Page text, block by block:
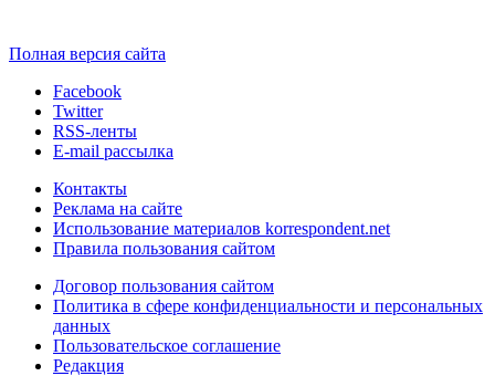
Полная версия сайта
Facebook
Twitter
RSS-ленты
E-mail рассылка
Контакты
Реклама на сайте
Использование материалов korrespondent.net
Правила пользования сайтом
Договор пользования сайтом
Политика в сфере конфиденциальности и персональных
данных
Пользовательское соглашение
Редакция